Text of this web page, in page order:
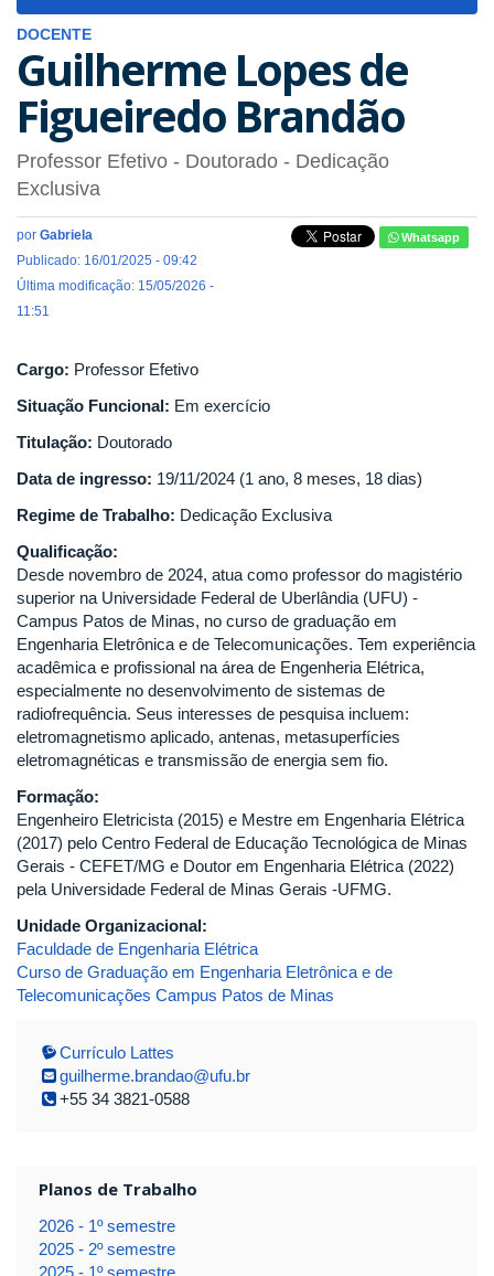
DOCENTE
Guilherme Lopes de
Figueiredo Brandão
Professor Efetivo - Doutorado - Dedicação
Exclusiva
por Gabriela
Publicado: 16/01/2025 - 09:42
Última modificação: 15/05/2026 -
11:51
Whatsapp
Cargo: Professor Efetivo
Situação Funcional: Em exercício
Titulação: Doutorado
Data de ingresso: 19/11/2024 (1 ano, 8 meses, 18 dias)
Regime de Trabalho: Dedicação Exclusiva
Qualificação:
Desde novembro de 2024, atua como professor do magistério
superior na Universidade Federal de Uberlândia (UFU) -
Campus Patos de Minas, no curso de graduação em
Engenharia Eletrônica e de Telecomunicações. Tem experiência
acadêmica e profissional na área de Engenheria Elétrica,
especialmente no desenvolvimento de sistemas de
radiofrequência. Seus interesses de pesquisa incluem:
eletromagnetismo aplicado, antenas, metasuperfícies
eletromagnéticas e transmissão de energia sem fio.
Formação:
Engenheiro Eletricista (2015) e Mestre em Engenharia Elétrica
(2017) pelo Centro Federal de Educação Tecnológica de Minas
Gerais - CEFET/MG e Doutor em Engenharia Elétrica (2022)
pela Universidade Federal de Minas Gerais -UFMG.
Unidade Organizacional:
Faculdade de Engenharia Elétrica
Curso de Graduação em Engenharia Eletrônica e de
Telecomunicações Campus Patos de Minas
Currículo Lattes
guilherme.brandao@ufu.br
+55 34 3821-0588
Planos de Trabalho
2026 - 1º semestre
2025 - 2º semestre